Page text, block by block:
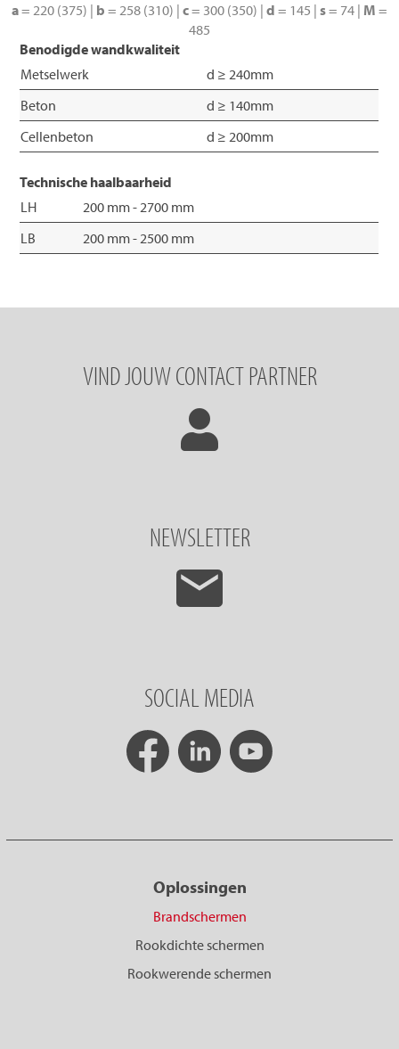
a= 220 (375) | b = 258 (310) | c= 300 (350) | d = 145 | s= 74 | M =
485
Benodigde wandkwaliteit
Metselwerk
d ≥ 240mm
Beton
d ≥ 140mm
Cellenbeton
d ≥ 200mm
Technische haalbaarheid
LH
200 mm - 2700 mm
LB
200 mm - 2500 mm
VIND JOUW CONTACT PARTNER
NEWSLETTER
SOCIAL MEDIA
Oplossingen
Brandschermen
Rookdichte schermen
Rookwerende schermen